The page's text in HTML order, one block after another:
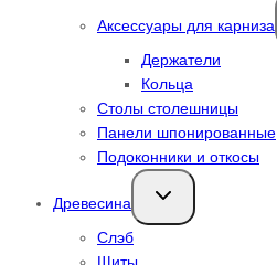
Аксессуары для карниза
Держатели
Кольца
Столы столешницы
Панели шпонированные
Подоконники и откосы
Древесина
Переключить
дочернее
Слэб
Щиты